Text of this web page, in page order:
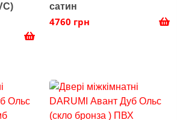
сатин
4760 грн